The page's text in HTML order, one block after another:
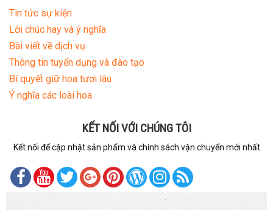
Tin tức sự kiện
Lời chúc hay và ý nghĩa
Bài viết về dịch vụ
Thông tin tuyển dụng và đào tạo
Bí quyết giữ hoa tươi lâu
Ý nghĩa các loài hoa
KẾT NỐI VỚI CHÚNG TÔI
Kết nối để cập nhật sản phẩm và chính sách vận chuyển mới nhất